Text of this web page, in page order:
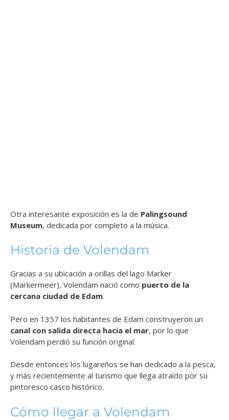
Otra interesante exposición es la de Palingsound
Museum, dedicada por completo a la música.
Historia de Volendam
Gracias a su ubicación a orillas del lago Marker
(Markermeer), Volendam nació como puerto de la
cercana ciudad de Edam.
Pero en 1357 los habitantes de Edam construyeron un
canal con salida directa hacia el mar, por lo que
Volendam perdió su función original.
Desde entonces los lugareños se han dedicado a la pesca,
y más recientemente al turismo que llega atraído por su
pintoresco casco histórico.
Cómo llegar a Volendam